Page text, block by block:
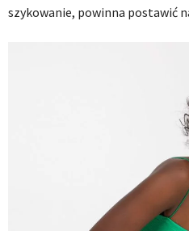
szykowanie, powinna postawić